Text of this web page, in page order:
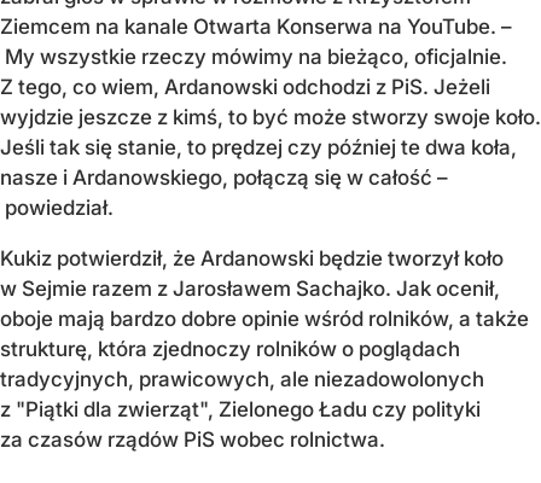
Ziemcem na kanale Otwarta Konserwa na YouTube. –
My wszystkie rzeczy mówimy na bieżąco, oficjalnie.
Z tego, co wiem, Ardanowski odchodzi z PiS. Jeżeli
wyjdzie jeszcze z kimś, to być może stworzy swoje koło.
Jeśli tak się stanie, to prędzej czy później te dwa koła,
nasze i Ardanowskiego, połączą się w całość –
powiedział.
Kukiz potwierdził, że Ardanowski będzie tworzył koło
w Sejmie razem z Jarosławem Sachajko. Jak ocenił,
oboje mają bardzo dobre opinie wśród rolników, a także
strukturę, która zjednoczy rolników o poglądach
tradycyjnych, prawicowych, ale niezadowolonych
z "Piątki dla zwierząt", Zielonego Ładu czy polityki
za czasów rządów PiS wobec rolnictwa.